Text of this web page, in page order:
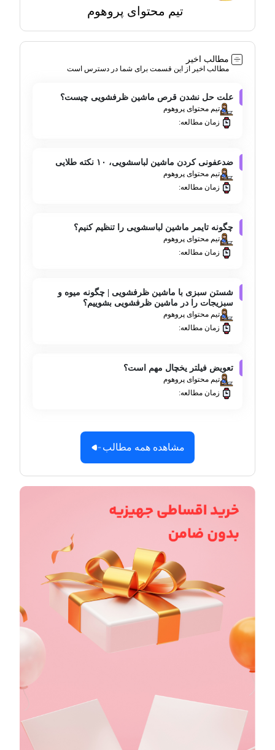
تیم محتوای پروهوم
مطالب اخیر
مطالب اخیر از این قسمت برای شما در دسترس است
علت حل نشدن قرص ماشین ظرفشویی چیست؟
تیم محتوای پروهوم
زمان مطالعه:
ضدعفونی کردن ماشین لباسشویی، ۱۰ نکته طلایی
تیم محتوای پروهوم
زمان مطالعه:
چگونه تایمر ماشین لباسشویی را تنظیم کنیم؟
تیم محتوای پروهوم
زمان مطالعه:
شستن سبزی با ماشین ظرفشویی | چگونه میوه و
سبزیجات را در ماشین ظرفشویی بشوییم؟
تیم محتوای پروهوم
زمان مطالعه:
تعویض فیلتر یخچال مهم است؟
تیم محتوای پروهوم
زمان مطالعه:
مشاهده همه مطالب